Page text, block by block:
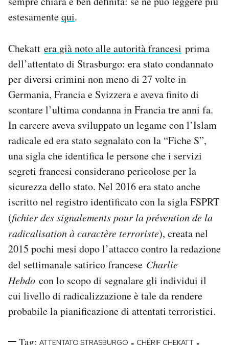
estesamentequi.
Chekatt era già noto alle autorità francesi prima
dell’attentato di Strasburgo: era stato condannato
per diversi crimini non meno di 27 volte in
Germania, Francia e Svizzera e aveva finito di
scontare l’ultima condanna in Francia tre anni fa.
In carcere aveva sviluppato un legame con l’Islam
radicale ed era stato segnalato con la “Fiche S”,
una sigla che identifica le persone che i servizi
segreti francesi considerano pericolose per la
sicurezza dello stato. Nel 2016 era stato anche
iscritto nel registro identificato con la sigla FSPRT
(fichier des signalements pour la prévention de la
radicalisation à caractère terroriste), creata nel
2015 pochi mesi dopo l’attacco contro la redazione
del settimanale satirico francese Charlie
Hebdo con lo scopo di segnalare gli individui il
cui livello di radicalizzazione è tale da rendere
probabile la pianificazione di attentati terroristici.
Tag: ATTENTATO STRASBURGO CHÉRIF CHEKATT